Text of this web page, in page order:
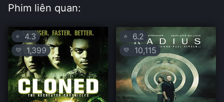
Phim liên quan:
⭐ 4.3
💛 1,399
⭐ 6.2
💛 10,115